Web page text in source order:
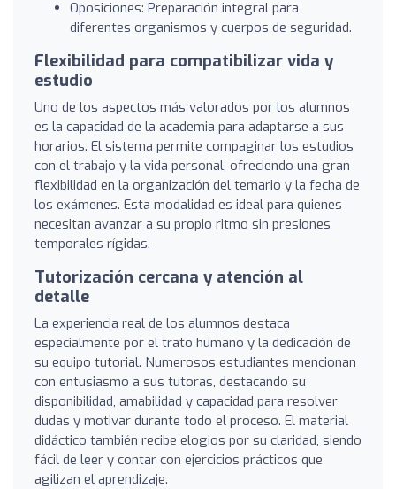
Oposiciones: Preparación integral para
diferentes organismos y cuerpos de seguridad.
Flexibilidad para compatibilizar vida y
estudio
Uno de los aspectos más valorados por los alumnos
es la capacidad de la academia para adaptarse a sus
horarios. El sistema permite compaginar los estudios
con el trabajo y la vida personal, ofreciendo una gran
flexibilidad en la organización del temario y la fecha de
los exámenes. Esta modalidad es ideal para quienes
necesitan avanzar a su propio ritmo sin presiones
temporales rígidas.
Tutorización cercana y atención al
detalle
La experiencia real de los alumnos destaca
especialmente por el trato humano y la dedicación de
su equipo tutorial. Numerosos estudiantes mencionan
con entusiasmo a sus tutoras, destacando su
disponibilidad, amabilidad y capacidad para resolver
dudas y motivar durante todo el proceso. El material
didáctico también recibe elogios por su claridad, siendo
fácil de leer y contar con ejercicios prácticos que
agilizan el aprendizaje.